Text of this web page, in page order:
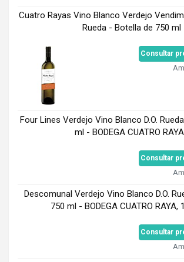
Cuatro Rayas Vino Blanco Verdejo
Rueda - Botella de 750 ml
Consultar
Four Lines Verdejo Vino Blanco D.O.
ml - BODEGA CUATRO
Consultar
Descomunal Verdejo Vino Blanco D.O.
750 ml - BODEGA CUATRO RAYA,
Consultar